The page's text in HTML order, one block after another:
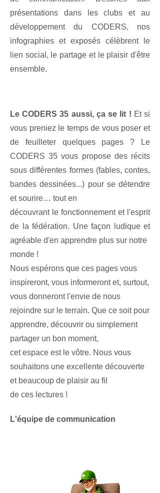
présentations dans les clubs et au
développement du CODERS, nos
infographies et exposés célèbrent le
lien social, le partage et le plaisir d'être
ensemble.
Le CODERS 35 aussi, ça se lit ! Et si
vous preniez le temps de vous poser et
de feuilleter quelques pages ? Le
CODERS 35 vous propose des récits
sous différentes formes (fables, contes,
bandes dessinées...) pour se détendre
et sourire… tout en
découvrant le fonctionnement et l'esprit
de la fédération. Une façon ludique et
agréable d'en apprendre plus sur notre
monde !
Nous espérons que ces pages vous
inspireront, vous informeront et, surtout,
vous donneront l'envie de nous
rejoindre sur le terrain. Que ce soit pour
apprendre, découvrir ou simplement
partager un bon moment,
cet espace est le vôtre. Nous vous
souhaitons une excellente découverte
et beaucoup de plaisir au fil
de ces lectures !
L'équipe de communication